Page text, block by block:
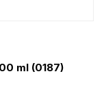
ml (0187)